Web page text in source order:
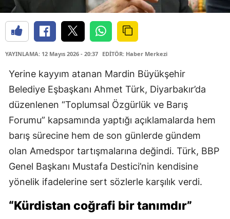
YAYINLAMA: 12 Mayıs 2026 - 20:37 EDİTÖR: Haber Merkezi
Yerine kayyım atanan Mardin Büyükşehir
Belediye Eşbaşkanı Ahmet Türk, Diyarbakır’da
düzenlenen “Toplumsal Özgürlük ve Barış
Forumu” kapsamında yaptığı açıklamalarda hem
barış sürecine hem de son günlerde gündem
olan Amedspor tartışmalarına değindi. Türk, BBP
Genel Başkanı Mustafa Destici’nin kendisine
yönelik ifadelerine sert sözlerle karşılık verdi.
“Kürdistan coğrafi bir tanımdır”